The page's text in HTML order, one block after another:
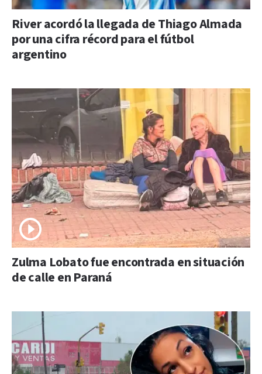
River acordó la llegada de Thiago Almada
por una cifra récord para el fútbol
argentino
Zulma Lobato fue encontrada en situación
de calle en Paraná